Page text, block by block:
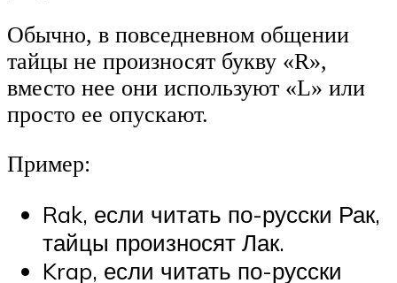
Обычно, в повседневном общении
тайцы не произносят букву «R»,
вместо нее они используют «L» или
просто ее опускают.
Пример:
Rak, если читать по-русски Рак,
тайцы произносят Лак.
Krap, если читать по-русски